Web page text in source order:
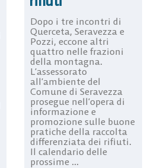
Dopo i tre incontri di
Querceta, Seravezza e
Pozzi, eccone altri
quattro nelle frazioni
della montagna.
L’assessorato
all’ambiente del
Comune di Seravezza
prosegue nell’opera di
informazione e
promozione sulle buone
pratiche della raccolta
differenziata dei rifiuti.
Il calendario delle
prossime ...